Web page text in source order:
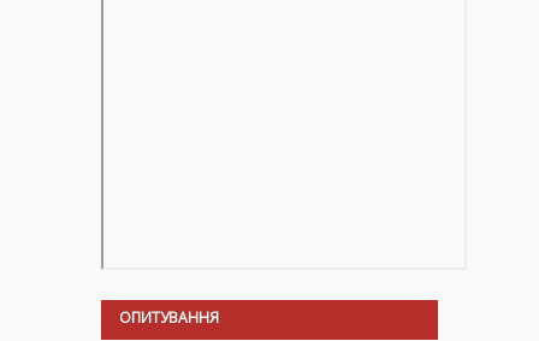
ОПИТУВАННЯ